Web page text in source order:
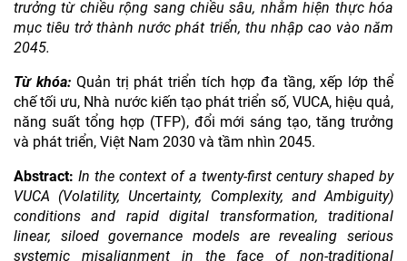
trưởng từ chiều rộng sang chiều sâu, nhằm hiện thực hóa
mục tiêu trở thành nước phát triển, thu nhập cao vào năm
2045.
Từ khóa: Quản trị phát triển tích hợp đa tầng, xếp lớp thể
chế tối ưu, Nhà nước kiến tạo phát triển số, VUCA, hiệu quả,
năng suất tổng hợp (TFP), đổi mới sáng tạo, tăng trưởng
và phát triển, Việt Nam 2030 và tầm nhìn 2045.
Abstract:In the context of a twenty-first century shaped by
VUCA (Volatility, Uncertainty, Complexity, and Ambiguity)
conditions and rapid digital transformation, traditional
linear, siloed governance models are revealing serious
systemic misalignment in the face of non-traditional